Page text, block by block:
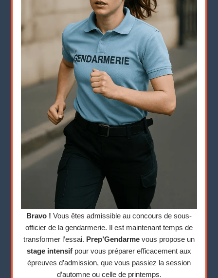
Bravo ! Vous êtes admissible au concours de sous-
officier de la gendarmerie. Il est maintenant temps de
transformer l’essai. Prep’Gendarme vous propose un
stage intensif pour vous préparer efficacement aux
épreuves d’admission, que vous passiez la session
d’automne ou celle de printemps.